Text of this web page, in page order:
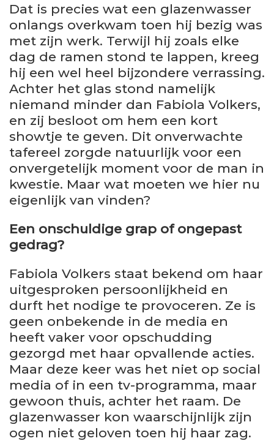
Dat is precies wat een glazenwasser
onlangs overkwam toen hij bezig was
met zijn werk. Terwijl hij zoals elke
dag de ramen stond te lappen, kreeg
hij een wel heel bijzondere verrassing.
Achter het glas stond namelijk
niemand minder dan Fabiola Volkers,
en zij besloot om hem een kort
showtje te geven. Dit onverwachte
tafereel zorgde natuurlijk voor een
onvergetelijk moment voor de man in
kwestie. Maar wat moeten we hier nu
eigenlijk van vinden?
Een onschuldige grap of ongepast
gedrag?
Fabiola Volkers staat bekend om haar
uitgesproken persoonlijkheid en
durft het nodige te provoceren. Ze is
geen onbekende in de media en
heeft vaker voor opschudding
gezorgd met haar opvallende acties.
Maar deze keer was het niet op social
media of in een tv-programma, maar
gewoon thuis, achter het raam. De
glazenwasser kon waarschijnlijk zijn
ogen niet geloven toen hij haar zag.